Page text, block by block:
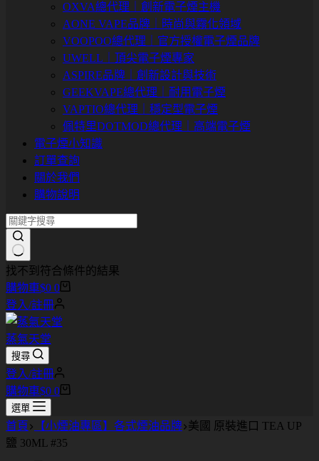
OXVA總代理｜創新電子煙主機
AONE VAPE品牌｜時尚與霧化領域
VOOPOO總代理｜官方授權電子煙品牌
UWELL｜頂尖電子煙專家
ASPIRE品牌｜創新設計與技術
GEEKVAPE總代理｜耐用電子煙
VAPTIO總代理｜穩定型電子煙
佩特里DOTMOD總代理｜高端電子煙
電子煙小知識
訂單查詢
關於我們
購物說明
找不到符合條件的結果
購物車$0 0
登入/註冊
蒸氣天堂
搜尋
登入/註冊
購物車$0 0
選單
首頁 【小煙油專區】各式煙油品牌 美國 原裝進口 TEA UP
鹽 30ML #35